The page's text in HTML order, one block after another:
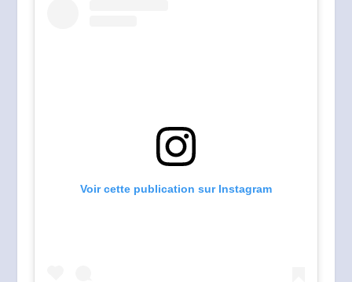
Voir cette publication sur Instagram